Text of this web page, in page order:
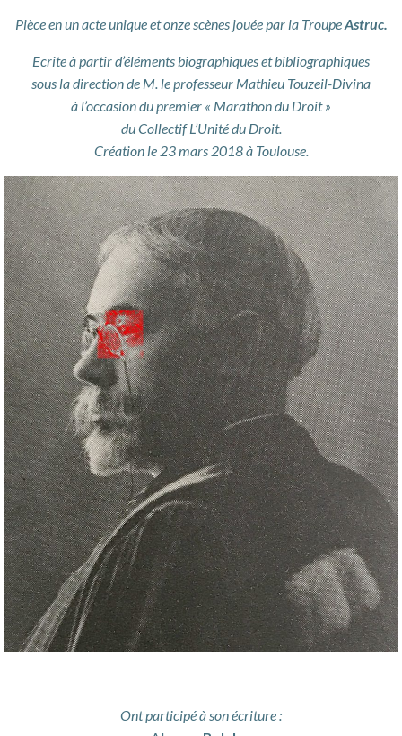
Pièce en un acte unique et onze scènes jouée par la TroupeAstruc.
Ecrite à partir d’éléments biographiques et bibliographiques
sous la direction de M. le professeur Mathieu Touzeil-Divina
à l’occasion du premier « Marathon du Droit »
du Collectif L’Unité du Droit.
Création le 23 mars 2018 à Toulouse.
Ont participé à son écriture :